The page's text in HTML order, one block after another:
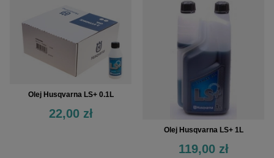
Olej Husqvarna LS+ 0.1L
22,00 zł
Olej Husqvarna LS+ 1L
119,00 zł